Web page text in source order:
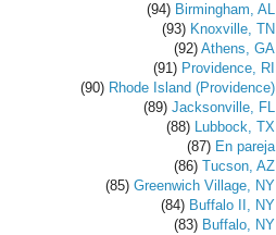
(94) Birmingham, AL
(93) Knoxville, TN
(92) Athens, GA
(91) Providence, RI
(90) Rhode Island (Providence)
(89) Jacksonville, FL
(88) Lubbock, TX
(87) En pareja
(86) Tucson, AZ
(85) Greenwich Village, NY
(84) Buffalo II, NY
(83) Buffalo, NY